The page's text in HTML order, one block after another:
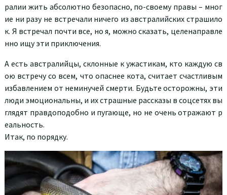
ралии жить абсолютно безопасно, по-своему правы – мног
ие ни разу не встречали ничего из австралийских страшило
к. Я встречал почти все, но я, можно сказать, целенаправле
нно ищу эти приключения.
А есть австралийцы, склонные к ужастикам, кто каждую св
ою встречу со всем, что опаснее кота, считает счастливым
избавлением от неминучей смерти. Будьте осторожны, эти
люди эмоциональны, и их страшные рассказы в соцсетях вы
глядят правдоподобно и пугающе, но не очень отражают р
еальность.
Итак, по порядку.